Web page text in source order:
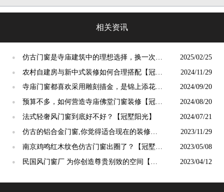
相关资讯
●
仿古门窗是寺庙建筑中的理想选择，换一次用
终生【冠墅阳光】
2025/02/25
●
农村自建房与新中式装修如何合理搭配【冠墅
阳光】
2024/11/29
●
寺庙门窗都喜欢采用雕刻描金，是锦上添花
吗？【冠墅阳光】
2024/09/20
●
预算不多，如何营造寺庙佛堂门窗装修【冠墅
阳光】
2024/08/20
● 法式轻奢风门窗到底好不好？【冠墅阳光】 2024/07/21
●
仿古的铝合金门窗,你觉得适合现在的装修吗?
【冠墅阳光】
2023/11/29
●
南京鸡鸣红木纹色仿古门窗出圈了？【冠墅阳
光】
2023/05/08
●
民国风门窗厂 为你创造尊贵别致的空间【冠
2023/04/12